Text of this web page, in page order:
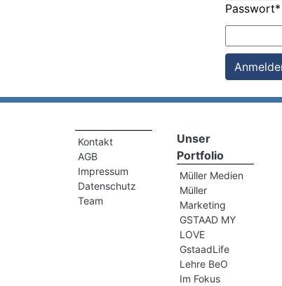
Passwort*
Kontakt
AGB
Impressum
Datenschutz
Team
Unser
Portfolio
Müller Medien
Müller
Marketing
GSTAAD MY
LOVE
GstaadLife
Lehre BeO
Im Fokus